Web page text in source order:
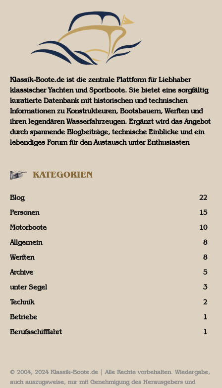
Klassik-Boote.de ist die zentrale Plattform für Liebhaber
klassischer Yachten und Sportboote. Sie bietet eine sorgfältig
kuratierte Datenbank mit historischen und technischen
Informationen zu Konstrukteuren, Bootsbauern, Werften und
ihren legendären Wasserfahrzeugen. Ergänzt wird das Angebot
durch spannende Blogbeiträge, technische Einblicke und ein
lebendiges Forum für den Austausch unter Enthusiasten
KATEGORIEN
Blog
22
Personen
15
Motorboote
10
Allgemein
8
Werften
8
Archive
5
unter Segel
3
Technik
2
Betriebe
1
Berufsschifffahrt
1
© 2004, 2024 Klassik-Boote.de | Alle Rechte vorbehalten. Wiedergabe,
auch auszugsweise, nur mit Genehmigung des Herausgebers und